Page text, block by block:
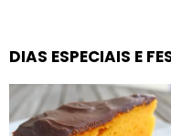
DIAS ESPECIAIS E